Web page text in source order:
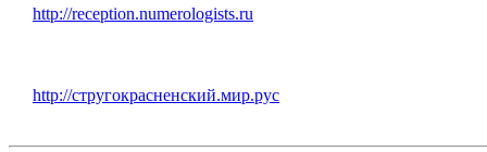
http://reception.numerologists.ru
http://стругокрасненский.мир.рус